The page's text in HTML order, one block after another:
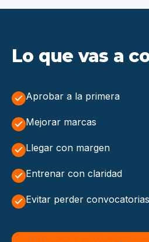
Lo que vas a
Aprobar a la primera
Mejorar marcas
Llegar con margen
Entrenar con claridad
Evitar perder convocatorias